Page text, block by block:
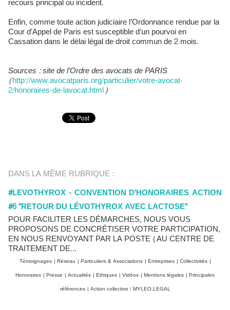
recours principal ou incident.
Enfin, comme toute action judiciaire l’Ordonnance rendue par la
Cour d’Appel de Paris est susceptible d’un pourvoi en
Cassation dans le délai légal de droit commun de 2 mois.
Sources : site de l’Ordre des avocats de PARIS
(http://www.avocatparis.org/particulier/votre-avocat-
2/honoraires-de-lavocat.html)
DANS LA MÊME RUBRIQUE :
#LEVOTHYROX - CONVENTION D'HONORAIRES ACTION
#6 "RETOUR DU LÉVOTHYROX AVEC LACTOSE"
POUR FACILITER LES DÉMARCHES, NOUS VOUS
PROPOSONS DE CONCRÉTISER VOTRE PARTICIPATION,
EN NOUS RENVOYANT PAR LA POSTE (AU CENTRE DE
TRAITEMENT DE...
Témoignages | Réseau | Particuliers & Associations | Entreprises | Collectivités |
Honoraires | Presse | Actualités | Ethiques | Vidéos | Mentions légales | Principales
références | Action collective / MYLEO.LEGAL